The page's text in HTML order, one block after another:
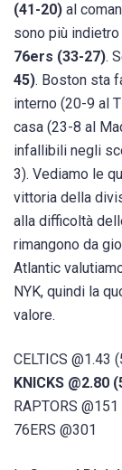
(41-20) al
sono più indietro
76ers (33-27).
45). Boston sta
interno (20-9 al
casa (23-8 al
infallibili negli
3). Vediamo le
vittoria della
alla difficoltà
rimangono da
Atlantic
NYK, quindi la
valore.
CELTICS @1.43
KNICKS @2.80
RAPTORS @151
76ERS @301